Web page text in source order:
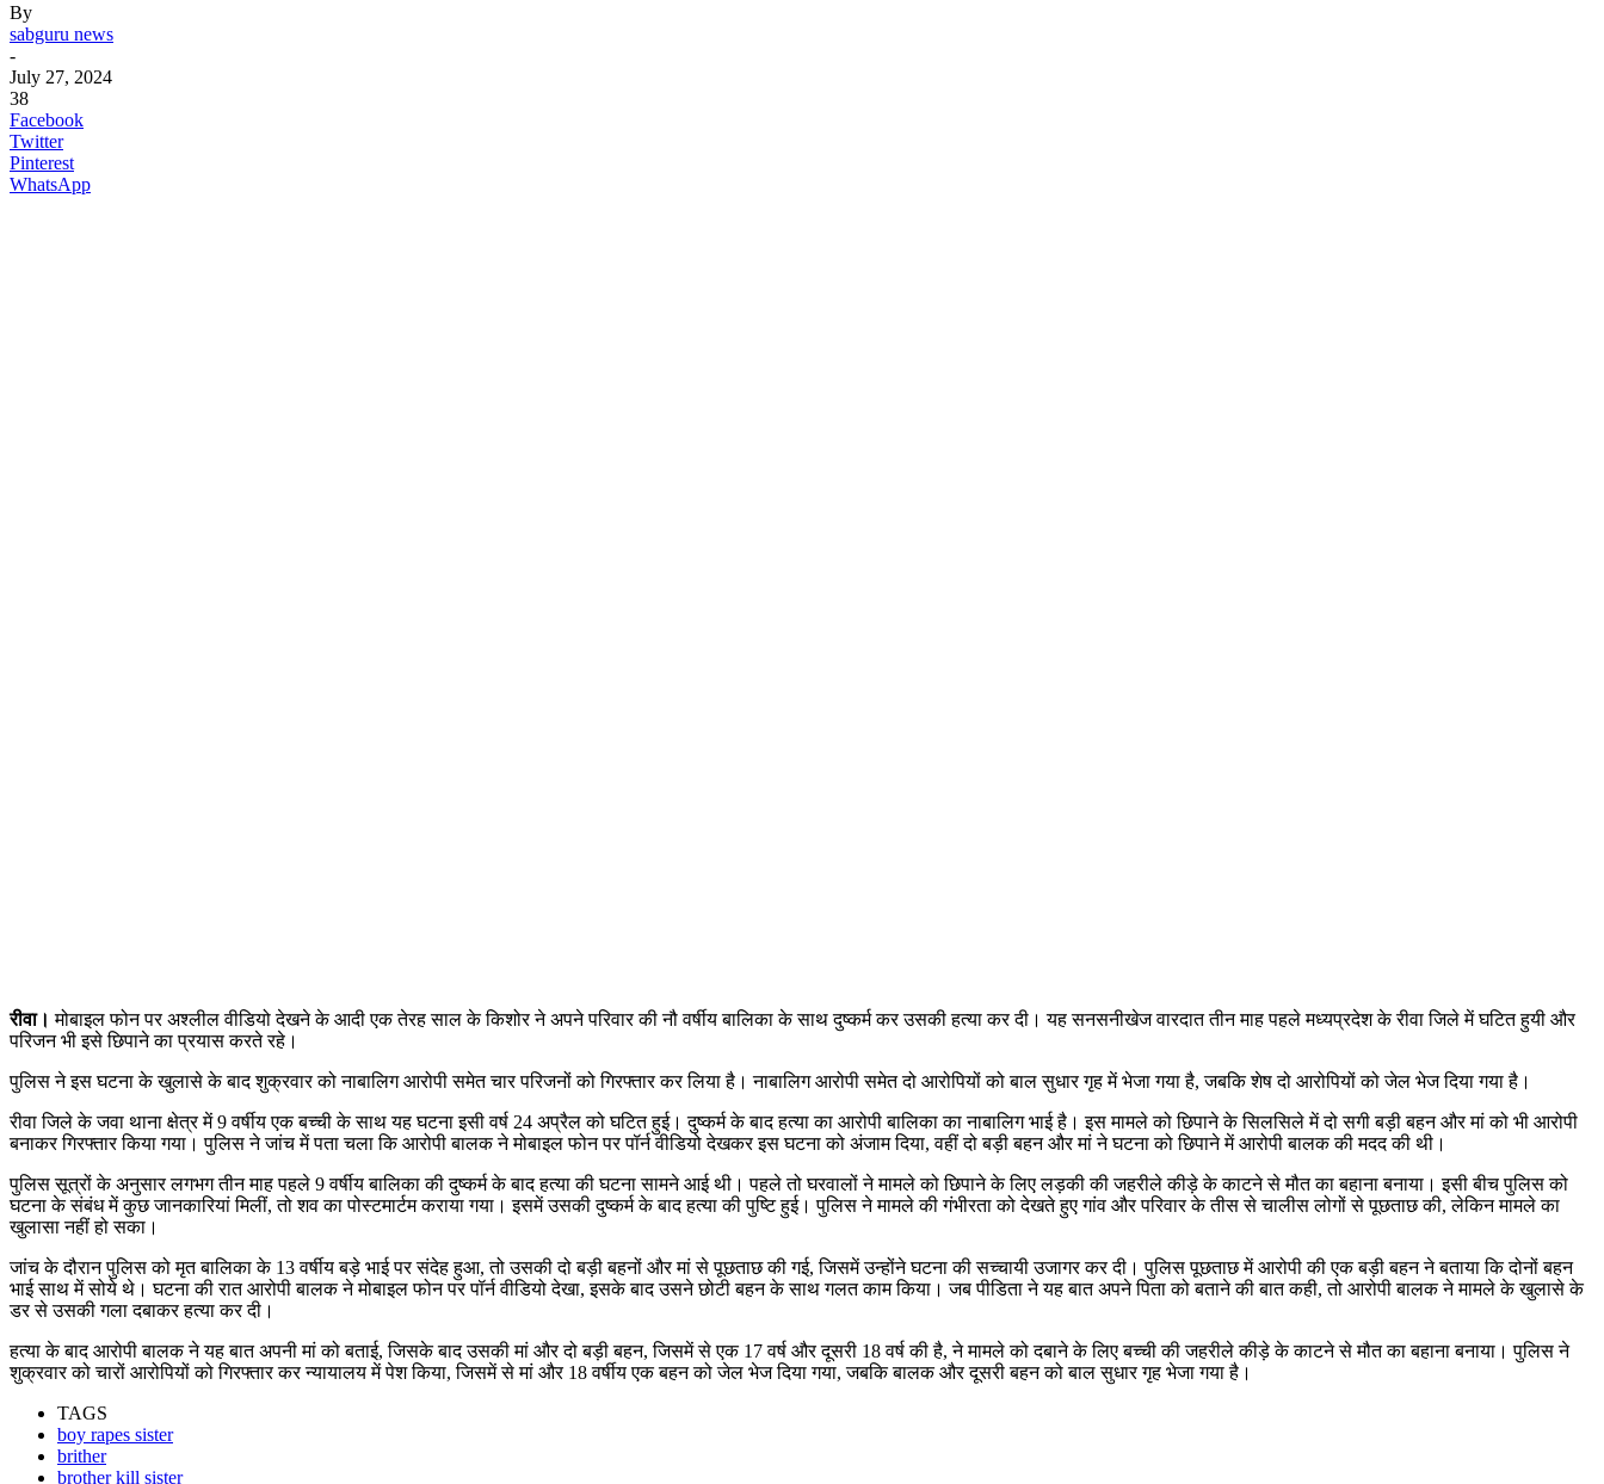
By
sabguru news
-
July 27, 2024
38
Facebook
Twitter
Pinterest
WhatsApp
रीवा। मोबाइल फोन पर अश्लील वीडियो देखने के आदी एक तेरह साल के किशोर ने अपने परिवार की नौ वर्षीय बालिका के साथ दुष्कर्म कर उसकी हत्या कर दी। यह सनसनीखेज वारदात तीन माह पहले मध्यप्रदेश के रीवा जिले में घटित हुयी और
परिजन भी इसे छिपाने का प्रयास करते रहे।
पुलिस ने इस घटना के खुलासे के बाद शुक्रवार को नाबालिग आरोपी समेत चार परिजनों को गिरफ्तार कर लिया है। नाबालिग आरोपी समेत दो आरोपियों को बाल सुधार गृह में भेजा गया है, जबकि शेष दो आरोपियों को जेल भेज दिया गया है।
रीवा जिले के जवा थाना क्षेत्र में 9 वर्षीय एक बच्ची के साथ यह घटना इसी वर्ष 24 अप्रैल को घटित हुई। दुष्कर्म के बाद हत्या का आरोपी बालिका का नाबालिग भाई है। इस मामले को छिपाने के सिलसिले में दो सगी बड़ी बहन और मां को भी आरोपी
बनाकर गिरफ्तार किया गया। पुलिस ने जांच में पता चला कि आरोपी बालक ने मोबाइल फोन पर पॉर्न वीडियो देखकर इस घटना को अंजाम दिया, वहीं दो बड़ी बहन और मां ने घटना को छिपाने में आरोपी बालक की मदद की थी।
पुलिस सूत्रों के अनुसार लगभग तीन माह पहले 9 वर्षीय बालिका की दुष्कर्म के बाद हत्या की घटना सामने आई थी। पहले तो घरवालों ने मामले को छिपाने के लिए लड़की की जहरीले कीड़े के काटने से मौत का बहाना बनाया। इसी बीच पुलिस को
घटना के संबंध में कुछ जानकारियां मिलीं, तो शव का पोस्टमार्टम कराया गया। इसमें उसकी दुष्कर्म के बाद हत्या की पुष्टि हुई। पुलिस ने मामले की गंभीरता को देखते हुए गांव और परिवार के तीस से चालीस लोगों से पूछताछ की, लेकिन मामले का
खुलासा नहीं हो सका।
जांच के दौरान पुलिस को मृत बालिका के 13 वर्षीय बड़े भाई पर संदेह हुआ, तो उसकी दो बड़ी बहनों और मां से पूछताछ की गई, जिसमें उन्होंने घटना की सच्चायी उजागर कर दी। पुलिस पूछताछ में आरोपी की एक बड़ी बहन ने बताया कि दोनों बहन
भाई साथ में सोये थे। घटना की रात आरोपी बालक ने मोबाइल फोन पर पॉर्न वीडियो देखा, इसके बाद उसने छोटी बहन के साथ गलत काम किया। जब पीडिता ने यह बात अपने पिता को बताने की बात कही, तो आरोपी बालक ने मामले के खुलासे के
डर से उसकी गला दबाकर हत्या कर दी।
हत्या के बाद आरोपी बालक ने यह बात अपनी मां को बताई, जिसके बाद उसकी मां और दो बड़ी बहन, जिसमें से एक 17 वर्ष और दूसरी 18 वर्ष की है, ने मामले को दबाने के लिए बच्ची की जहरीले कीड़े के काटने से मौत का बहाना बनाया। पुलिस ने
शुक्रवार को चारों आरोपियों को गिरफ्तार कर न्यायालय में पेश किया, जिसमें से मां और 18 वर्षीय एक बहन को जेल भेज दिया गया, जबकि बालक और दूसरी बहन को बाल सुधार गृह भेजा गया है।
TAGS
boy rapes sister
brither
brother kill sister